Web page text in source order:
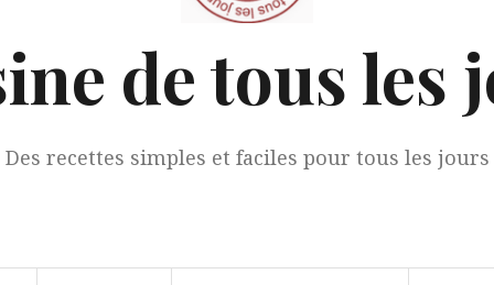
de tous les
Des recettes simples et faciles pour tous les jours